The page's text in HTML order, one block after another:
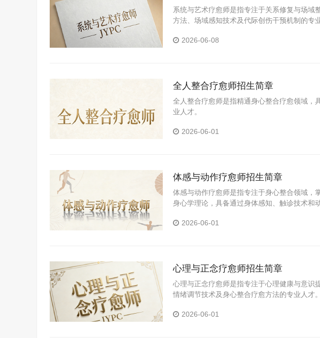
系统与艺术疗愈师是指专注于关系修复与场域
方法、场域感知技术及代际创伤干预机制的专
2026-06-08
全人整合疗愈师招生简章
全人整合疗愈师是指精通身心整合疗愈领域，
业人才。
2026-06-01
体感与动作疗愈师招生简章
体感与动作疗愈师是指专注于身心整合领域，
身心学理论，具备通过身体感知、触诊技术和
2026-06-01
心理与正念疗愈师招生简章
心理与正念疗愈师是指专注于心理健康与意识
情绪调节技术及身心整合疗愈方法的专业人才。
2026-06-01